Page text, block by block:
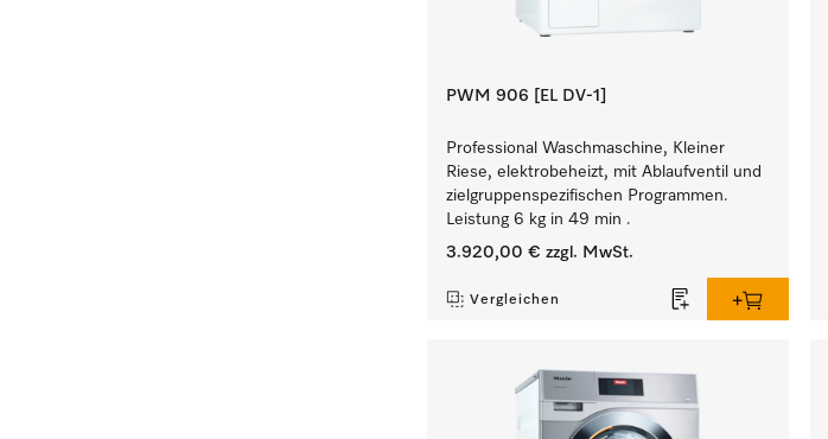
PWM 906 [EL DV-1]
Professional Waschmaschine, Kleiner
Riese, elektrobeheizt, mit Ablaufventil und
zielgruppenspezifischen Programmen.
Leistung 6 kg in 49 min .
3.920,00 € zzgl. MwSt.
Vergleichen